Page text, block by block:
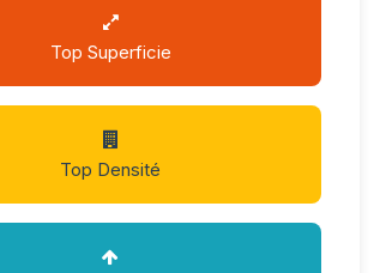
Top Superficie
Top Densité